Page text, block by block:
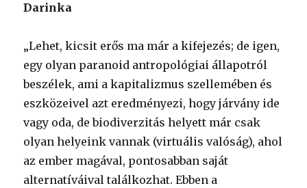
Darinka
„Lehet, kicsit erős ma már a kifejezés; de igen,
egy olyan paranoid antropológiai állapotról
beszélek, ami a kapitalizmus szellemében és
eszközeivel azt eredményezi, hogy járvány ide
vagy oda, de biodiverzitás helyett már csak
olyan helyeink vannak (virtuális valóság), ahol
az ember magával, pontosabban saját
alternatíváival találkozhat. Ebben a